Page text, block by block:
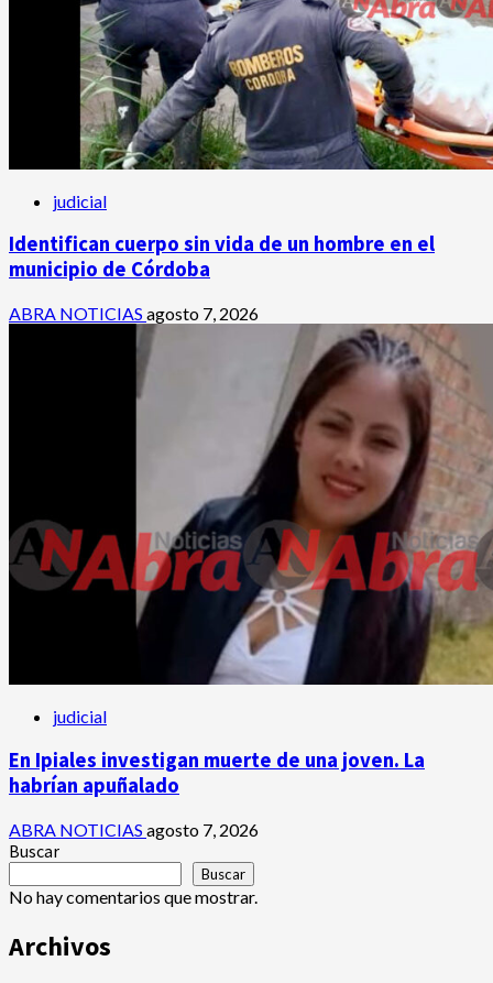
judicial
Identifican cuerpo sin vida de un hombre en el
municipio de Córdoba
ABRA NOTICIAS agosto 7, 2026
judicial
En Ipiales investigan muerte de una joven. La
habrían apuñalado
ABRA NOTICIAS agosto 7, 2026
Buscar
Buscar
No hay comentarios que mostrar.
Archivos